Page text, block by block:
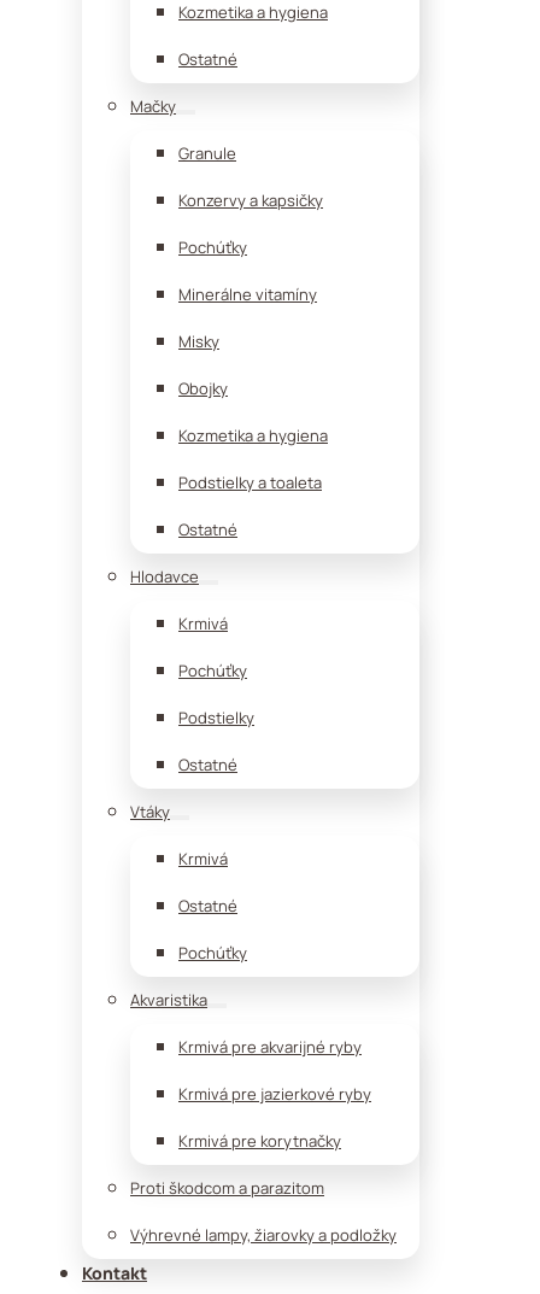
Kozmetika a hygiena
Ostatné
Mačky
Granule
Konzervy a kapsičky
Pochúťky
Minerálne vitamíny
Misky
Obojky
Kozmetika a hygiena
Podstielky a toaleta
Ostatné
Hlodavce
Krmivá
Pochúťky
Podstielky
Ostatné
Vtáky
Krmivá
Ostatné
Pochúťky
Akvaristika
Krmivá pre akvarijné ryby
Krmivá pre jazierkové ryby
Krmivá pre korytnačky
Proti škodcom a parazitom
Výhrevné lampy, žiarovky a podložky
Kontakt